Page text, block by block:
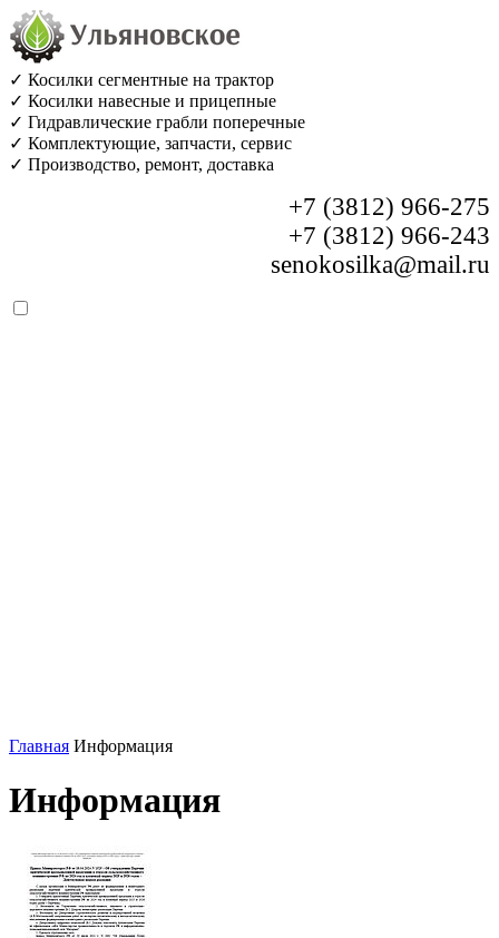
✓ Косилки сегментные на трактор
✓ Косилки навесные и прицепные
✓ Гидравлические грабли поперечные
✓ Комплектующие, запчасти, сервис
✓ Производство, ремонт, доставка
+7 (3812) 966-275
+7 (3812) 966-243
senokosilka@mail.ru
Главная Информация
Информация